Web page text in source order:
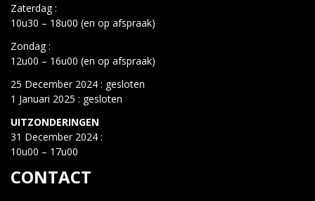
Zaterdag :
10u30 – 18u00 (en op afspraak)
Zondag :
12u00 – 16u00 (en op afspraak)
25 December 2024 : gesloten
1 Januari 2025 : gesloten
UITZONDERINGEN
31 December 2024 :
10u00 – 17u00
CONTACT